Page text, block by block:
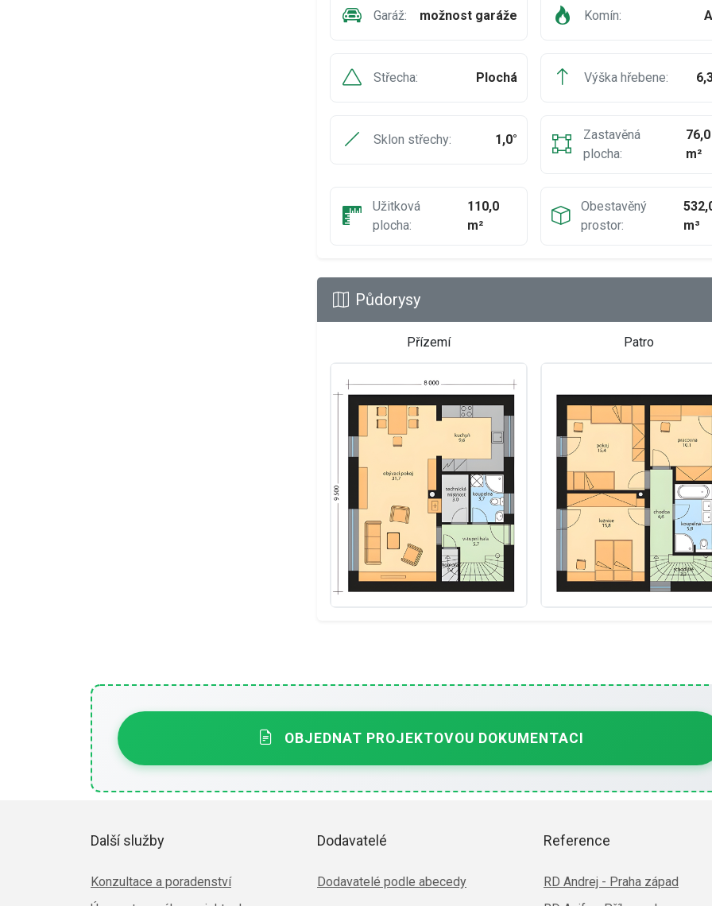
Garáž: možnost garáže Komín:
Střecha: Plochá Výška hřebene:
Sklon střechy: 1,0°
Zastavěná
plocha:
76,0
m²
Užitková
plocha:
110,0
m²
Obestavěný
prostor:
m³
Půdorysy
Přízemí Patro
OBJEDNAT PROJEKTOVOU DOKUMENTACI
Další služby
Konzultace a poradenství
Dodavatelé
Dodavatelé podle abecedy
Reference
RD Andrej - Praha západ